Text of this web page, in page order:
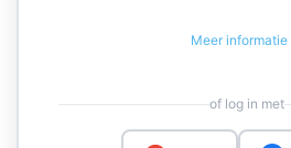
Meer
of log in met